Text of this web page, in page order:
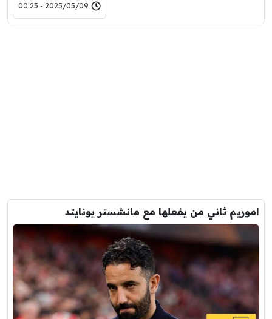
2025/05/09 - 00:23
اموريم ثاني من يفعلها مع مانشستر يونايتد